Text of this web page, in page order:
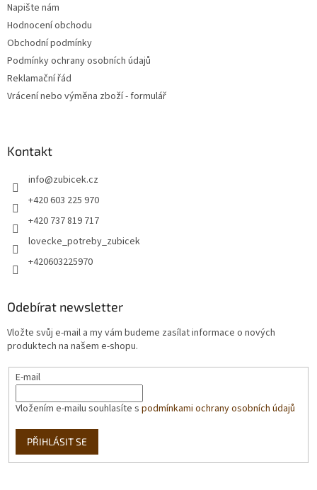
Napište nám
Hodnocení obchodu
Obchodní podmínky
Podmínky ochrany osobních údajů
Reklamační řád
Vrácení nebo výměna zboží - formulář
Kontakt
info@zubicek.cz
+420 603 225 970
+420 737 819 717
lovecke_potreby_zubicek
+420603225970
Odebírat newsletter
Vložte svůj e-mail a my vám budeme zasílat informace o nových
produktech na našem e-shopu.
E-mail
Vložením e-mailu souhlasíte s podmínkami ochrany osobních údajů
PŘIHLÁSIT SE